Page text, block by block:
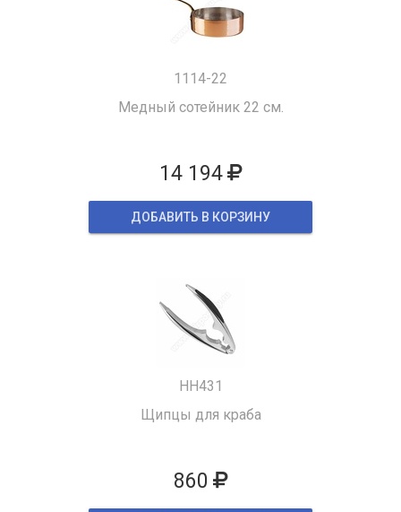
1114-22
Медный сотейник 22 см.
14 194
ДОБАВИТЬ В КОРЗИНУ
HH431
Щипцы для краба
860